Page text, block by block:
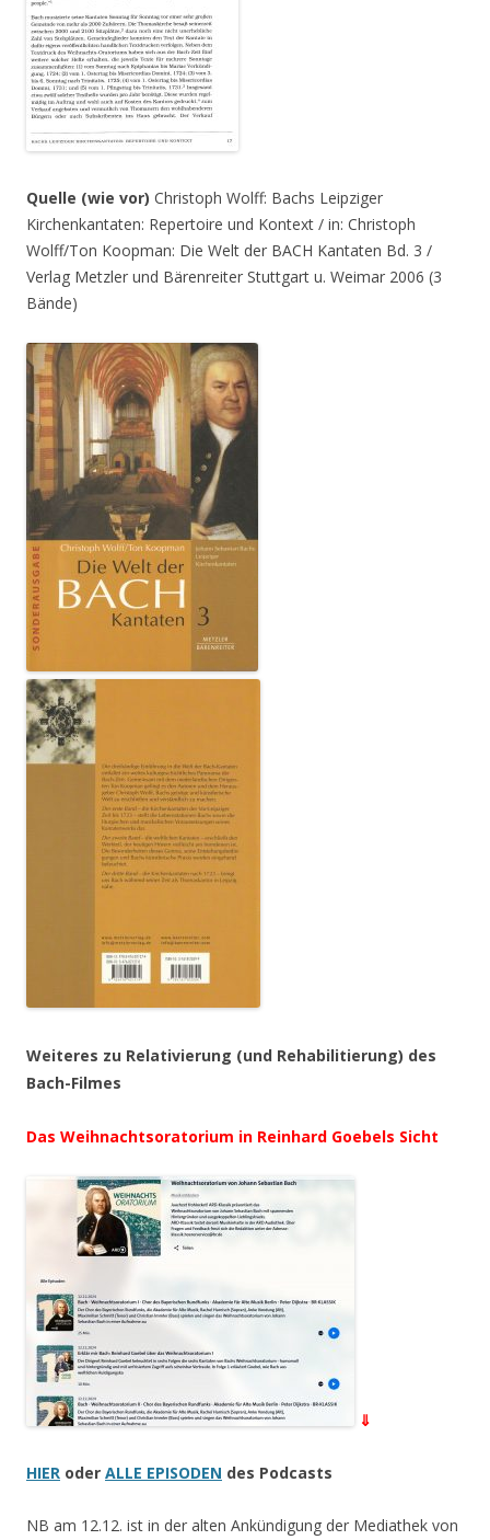
Quelle (wie vor) Christoph Wolff: Bachs Leipziger
Kirchenkantaten: Repertoire und Kontext / in: Christoph
Wolff/Ton Koopman: Die Welt der BACH Kantaten Bd. 3 /
Verlag Metzler und Bärenreiter Stuttgart u. Weimar 2006 (3
Bände)
Weiteres zu Relativierung (und Rehabilitierung) des
Bach-Filmes
Das Weihnachtsoratorium in Reinhard Goebels Sicht
⇓
HIER oder ALLE EPISODEN des Podcasts
NB am 12.12. ist in der alten Ankündigung der Mediathek von